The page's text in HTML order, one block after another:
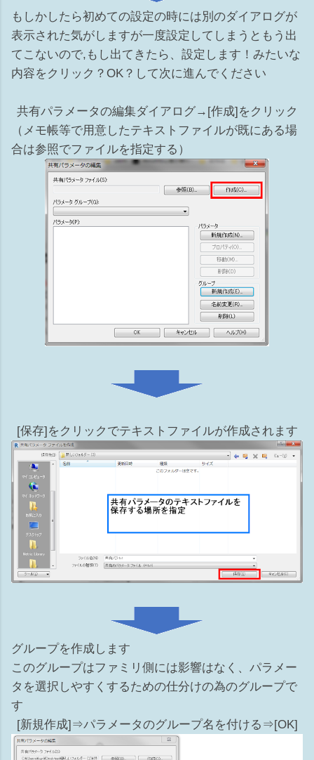
もしかしたら初めての設定の時には別のダイアログが
表示された気がしますが一度設定してしまうともう出
てこないので,もし出てきたら、設定します！みたいな
内容をクリック？OK？して次に進んでください
共有パラメータの編集ダイアログ→[作成]をクリック
（メモ帳等で用意したテキストファイルが既にある場
合は参照でファイルを指定する）
[保存]をクリックでテキストファイルが作成されます
グループを作成します
このグループはファミリ側には影響はなく、パラメー
タを選択しやすくするための仕分けの為のグループで
す
[新規作成]⇒パラメータのグループ名を付ける⇒[OK]